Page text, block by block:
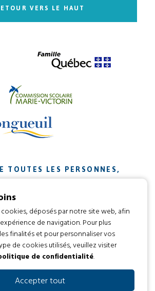
VERS LE HAUT
TOUTES LES PERSONNES,
ET ENTREPRISES QUI ONT
À NOTRE MISSION.
web par
réservés 2016 © L’envol
Politique de confidentialité
déposés par notre site web, afin
de navigation. Pour plus
finalités et pour personnaliser vos
de cookies utilisés, veuillez visiter
de confidentialité.
Accepter tout